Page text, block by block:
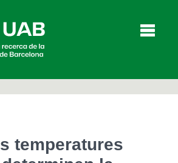
temperatures